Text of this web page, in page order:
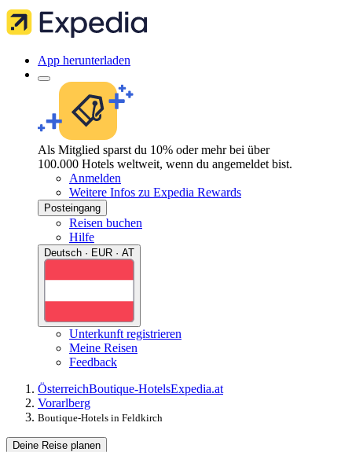
App herunterladen
Als Mitglied sparst du 10% oder mehr bei über
100.000 Hotels weltweit, wenn du angemeldet bist.
Anmelden
Weitere Infos zu Expedia Rewards
Posteingang
Reisen buchen
Hilfe
Deutsch · EUR · AT
Unterkunft registrieren
Meine Reisen
Feedback
ÖsterreichBoutique-HotelsExpedia.at
Vorarlberg
Boutique-Hotels in Feldkirch
Deine Reise planen